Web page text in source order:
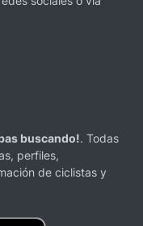
buscando!. Todas
perfiles,
de ciclistas y